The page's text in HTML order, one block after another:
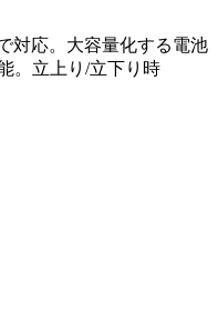
対応。大容量化する電池
。立上り/立下り時